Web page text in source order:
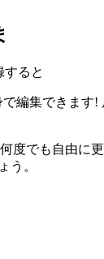
ると
編集できます!
度でも自由に
う。